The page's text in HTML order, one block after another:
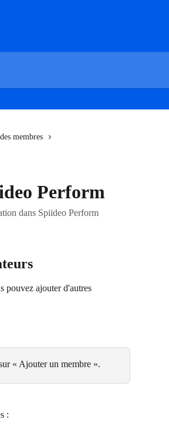
membres
Perform
dans Spiideo Perform
pouvez ajouter d'autres
« Ajouter un membre ».
: